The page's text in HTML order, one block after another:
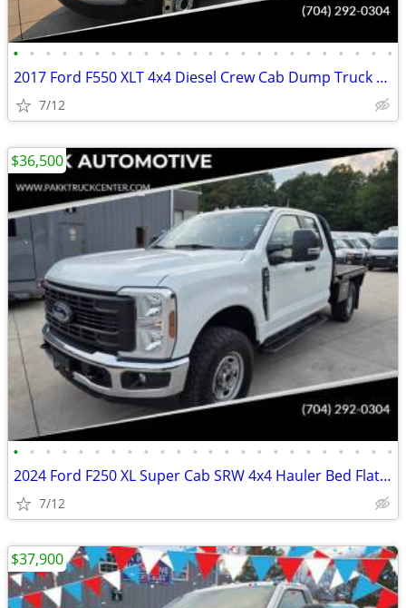
• • • • • • • • • • • • • • • • • • • • • • • •
2017 Ford F550 XLT 4x4 Diesel Crew Cab Dump Truck High Wall Liftgate
7/12
• • • • • • • • • • • • • • • • • • • • • • • •
2024 Ford F250 XL Super Cab SRW 4x4 Hauler Bed Flatbed Farm Work Truck
7/12
$36,500
$37,900